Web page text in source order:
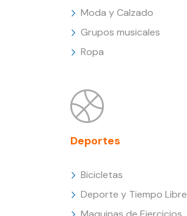
Moda y Calzado
Grupos musicales
Ropa
Deportes
Bicicletas
Deporte y Tiempo Libre